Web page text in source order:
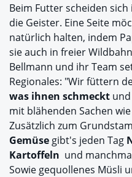
Beim Futter scheiden
die Geister. Eine Seite
natürlich halten, indem
sie auch in freier
Bellmann und ihr Team
Regionales: "Wir füttern
was ihnen schmeckt
mit blähenden Sachen
Zusätzlich zum
Gemüse gibt's jeden Tag
Kartoffeln und
Sowie gequollenes Müsli